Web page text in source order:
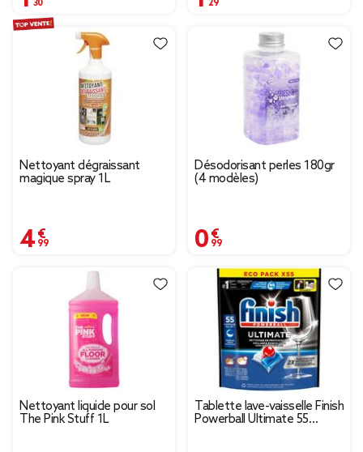
Nettoyant dégraissant
magique spray 1L
4,99 €
Désodorisant perles 180gr
(4 modèles)
0,99 €
Nettoyant liquide pour sol
The Pink Stuff 1L
Tablette lave-vaisselle Finish
Powerball Ultimate 55